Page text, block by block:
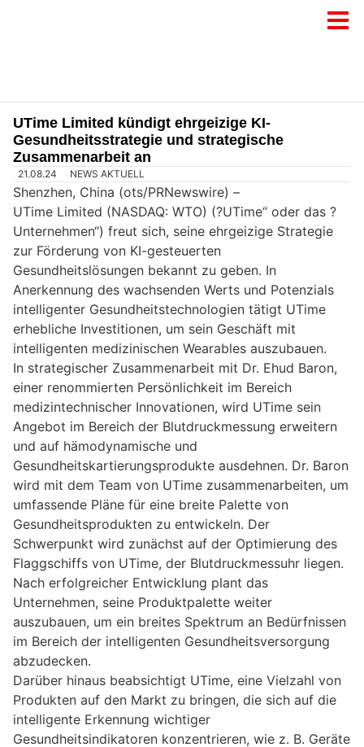
UTime Limited kündigt ehrgeizige KI-
Gesundheitsstrategie und strategische
Zusammenarbeit an
21.08.24 NEWS AKTUELL
Shenzhen, China (ots/PRNewswire) –
UTime Limited (NASDAQ: WTO) (?UTime“ oder das ?
Unternehmen“) freut sich, seine ehrgeizige Strategie
zur Förderung von KI-gesteuerten
Gesundheitslösungen bekannt zu geben. In
Anerkennung des wachsenden Werts und Potenzials
intelligenter Gesundheitstechnologien tätigt UTime
erhebliche Investitionen, um sein Geschäft mit
intelligenten medizinischen Wearables auszubauen.
In strategischer Zusammenarbeit mit Dr. Ehud Baron,
einer renommierten Persönlichkeit im Bereich
medizintechnischer Innovationen, wird UTime sein
Angebot im Bereich der Blutdruckmessung erweitern
und auf hämodynamische und
Gesundheitskartierungsprodukte ausdehnen. Dr. Baron
wird mit dem Team von UTime zusammenarbeiten, um
umfassende Pläne für eine breite Palette von
Gesundheitsprodukten zu entwickeln. Der
Schwerpunkt wird zunächst auf der Optimierung des
Flaggschiffs von UTime, der Blutdruckmessuhr liegen.
Nach erfolgreicher Entwicklung plant das
Unternehmen, seine Produktpalette weiter
auszubauen, um ein breites Spektrum an Bedürfnissen
im Bereich der intelligenten Gesundheitsversorgung
abzudecken.
Darüber hinaus beabsichtigt UTime, eine Vielzahl von
Produkten auf den Markt zu bringen, die sich auf die
intelligente Erkennung wichtiger
Gesundheitsindikatoren konzentrieren, wie z. B. Geräte